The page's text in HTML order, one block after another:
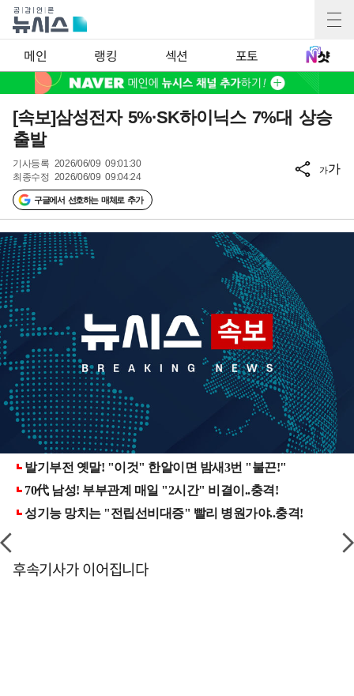
메인 랭킹 섹션 포토
[속보]삼성전자 5%·SK하이닉스 7%대 상승
출발
기사등록 2026/06/09 09:01:30
최종수정 2026/06/09 09:04:24
구글에서 선호하는 매체로 추가
가가
후속기사가 이어집니다